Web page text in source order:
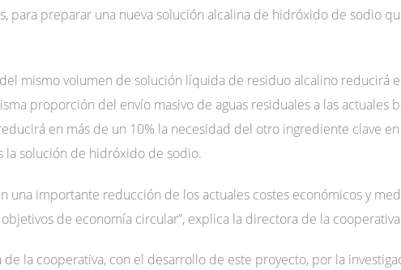
para preparar una nueva solución alcalina de hidróxido de sodio
mismo volumen de solución líquida de residuo alcalino reducirá
proporción del envío masivo de aguas residuales a las actuales
en más de un 10% la necesidad del otro ingrediente clave
la solución de hidróxido de sodio.
una importante reducción de los actuales costes económicos y
de economía circular”, explica la directora de la
de la cooperativa, con el desarrollo de este proyecto, por la